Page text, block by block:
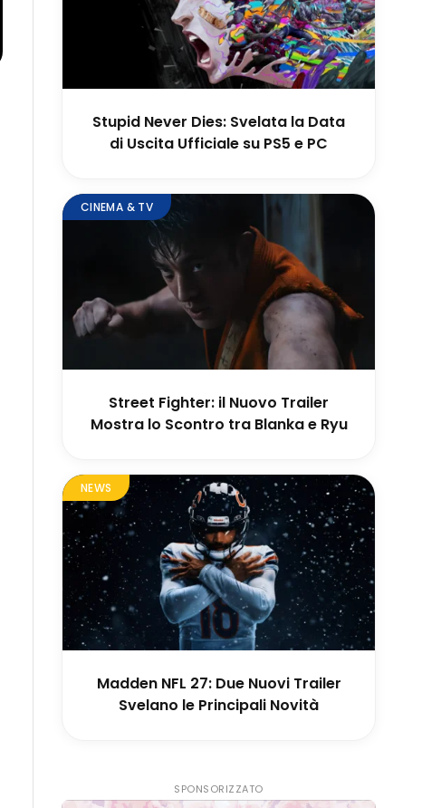
Stupid Never Dies: Svelata la Data
di Uscita Ufficiale su PS5 e PC
CINEMA & TV
Street Fighter: il Nuovo Trailer
Mostra lo Scontro tra Blanka e Ryu
NEWS
Madden NFL 27: Due Nuovi Trailer
Svelano le Principali Novità
SPONSORIZZATO